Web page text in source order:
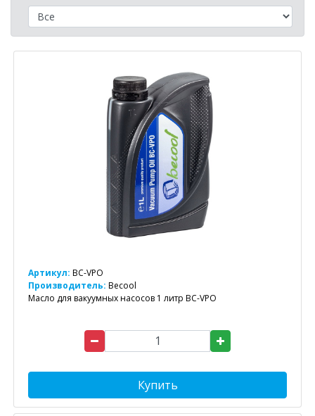
Артикул: BC-VPO
Производитель: Becool
Масло для вакуумных насосов 1 литр BC-VPO
Купить